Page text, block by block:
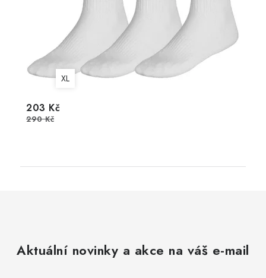
XL
203 Kč
290 Kč
Aktuální novinky a akce na váš e-mail